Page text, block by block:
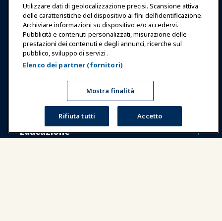
Accedi Unisciti ora
Premi Carriere
Notizie & Funworld
Educazione
Utilizzare dati di geolocalizzazione precisi. Scansione attiva
delle caratteristiche del dispositivo ai fini dell’identificazione.
Archiviare informazioni su dispositivo e/o accedervi.
Pubblicità e contenuti personalizzati, misurazione delle
prestazioni dei contenuti e degli annunci, ricerche sul
pubblico, sviluppo di servizi .
Elenco dei partner (fornitori)
Mostra finalità
Rifiuta tutti Accetto